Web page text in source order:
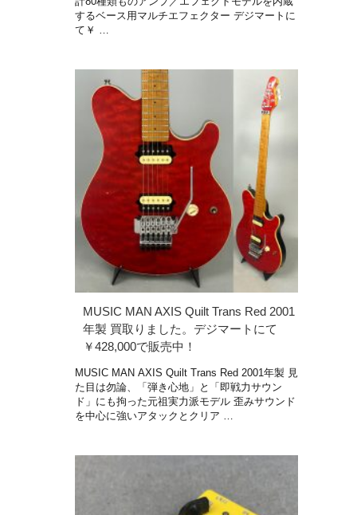
するベース用マルチエフェクター デジマートに
て￥ …
MUSIC MAN AXIS Quilt Trans Red 2001
年製 買取りました。デジマートにて
￥428,000で販売中！
MUSIC MAN AXIS Quilt Trans Red 2001年製 見
た目は勿論、「弾き心地」と「即戦力サウン
ド」にも拘った元祖実力派モデル 歪みサウンド
を中心に強いアタックとクリア …